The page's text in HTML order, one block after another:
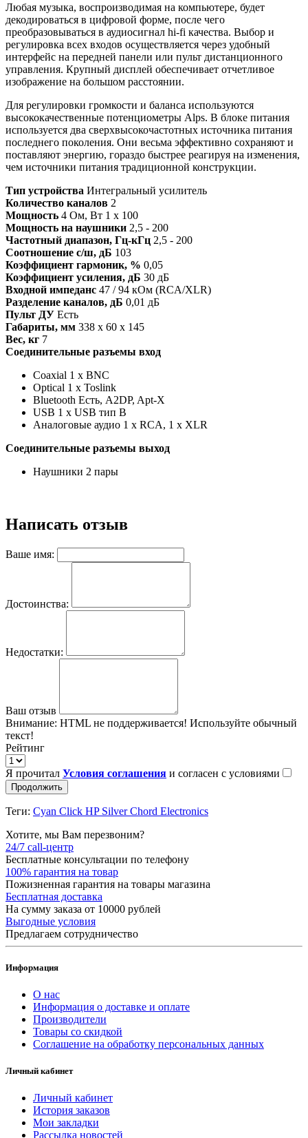
Любая музыка, воспроизводимая на компьютере, будет
декодироваться в цифровой форме, после чего
преобразовываться в аудиосигнал hi-fi качества. Выбор и
регулировка всех входов осуществляется через удобный
интерфейс на передней панели или пульт дистанционного
управления. Крупный дисплей обеспечивает отчетливое
изображение на большом расстоянии.
Для регулировки громкости и баланса используются
высококачественные потенциометры Alps. В блоке питания
используется два сверхвысокочастотных источника питания
последнего поколения. Они весьма эффективно сохраняют и
поставляют энергию, гораздо быстрее реагируя на изменения,
чем источники питания традиционной конструкции.
Тип устройства Интегральный усилитель
Количество каналов 2
Мощность 4 Ом, Вт 1 х 100
Мощность на наушники 2,5 - 200
Частотный диапазон, Гц-кГц 2,5 - 200
Соотношение с/ш, дБ 103
Коэффициент гармоник, % 0,05
Коэффициент усиления, дБ 30 дБ
Входной импеданс 47 / 94 кОм (RCA/XLR)
Разделение каналов, дБ 0,01 дБ
Пульт ДУ Есть
Габариты, мм 338 х 60 х 145
Вес, кг 7
Соединительные разъемы вход
Coaxial 1 х BNC
Optical 1 х Toslink
Bluetooth Есть, A2DP, Apt-X
USB 1 х USB тип В
Аналоговые аудио 1 x RCA, 1 x XLR
Соединительные разъемы выход
Наушники 2 пары
Написать отзыв
Ваше имя:
Достоинства:
Недостатки:
Ваш отзыв
Внимание: HTML не поддерживается! Используйте обычный
текст!
Рейтинг
Я прочитал Условия соглашения и согласен с условиями
Продолжить
Теги: Cyan Click HP Silver Chord Electronics
Хотите, мы Вам перезвоним?
24/7 call-центр
Бесплатные консультации по телефону
100% гарантия на товар
Пожизненная гарантия на товары магазина
Бесплатная доставка
На сумму заказа от 10000 рублей
Выгодные условия
Предлагаем сотрудничество
Информация
О нас
Информация о доставке и оплате
Производители
Товары со скидкой
Соглашение на обработку персональных данных
Личный кабинет
Личный кабинет
История заказов
Мои закладки
Рассылка новостей